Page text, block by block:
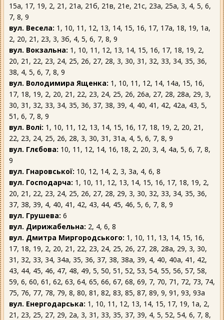
15а, 17, 19, 2, 21, 21а, 21б, 21в, 21е, 21с, 23а, 25а, 3, 4, 5, 6,
7, 8, 9
вул. Весела: 1, 10, 11, 12, 13, 14, 15, 16, 17, 17а, 18, 19, 1а,
2, 20, 21, 23, 3, 3б, 4, 5, 6, 7, 8, 9
вул. Вокзальна: 1, 10, 11, 12, 13, 14, 15, 16, 17, 18, 19, 2,
20, 21, 22, 23, 24, 25, 26, 27, 28, 3, 30, 31, 32, 33, 34, 35, 36,
38, 4, 5, 6, 7, 8, 9
вул. Володимира Ященка: 1, 10, 11, 12, 14, 14а, 15, 16,
17, 18, 19, 2, 20, 21, 22, 23, 24, 25, 26, 26а, 27, 28, 28а, 29, 3,
30, 31, 32, 33, 34, 35, 36, 37, 38, 39, 4, 40, 41, 42, 42а, 43, 5,
51, 6, 7, 8, 9
вул. Волі: 1, 10, 11, 12, 13, 14, 15, 16, 17, 18, 19, 2, 20, 21,
22, 23, 24, 25, 26, 28, 3, 30, 31, 31а, 4, 5, 6, 7, 8, 9
вул. Глєбова: 10, 11, 12, 14, 16, 18, 2, 20, 3, 4, 4а, 5, 6, 7, 8,
9
вул. Гнаровської: 10, 12, 14, 2, 3, 3а, 4, 6, 8
вул. Господарча: 1, 10, 11, 12, 13, 14, 15, 16, 17, 18, 19, 2,
20, 21, 22, 23, 24, 25, 26, 27, 28, 29, 3, 30, 32, 33, 34, 35, 36,
37, 38, 39, 4, 40, 41, 42, 43, 44, 45, 46, 5, 6, 7, 8, 9
вул. Грушева: 6
вул. Дирижабельна: 2, 4, 6, 8
вул. Дмитра Миргородського: 1, 10, 11, 13, 14, 15, 16,
17, 18, 19, 2, 20, 21, 22, 23, 24, 25, 26, 27, 28, 28а, 29, 3, 30,
31, 32, 33, 34, 34а, 35, 36, 37, 38, 38а, 39, 4, 40, 40а, 41, 42,
43, 44, 45, 46, 47, 48, 49, 5, 50, 51, 52, 53, 54, 55, 56, 57, 58,
59, 6, 60, 61, 62, 63, 64, 65, 66, 67, 68, 69, 7, 70, 71, 72, 73, 74,
75, 76, 77, 78, 79, 8, 80, 81, 82, 83, 85, 87, 89, 9, 91, 93, 93а
вул. Енергодарська: 1, 10, 11, 12, 13, 14, 15, 17, 19, 1а, 2,
21, 23, 25, 27, 29, 2а, 3, 31, 33, 35, 37, 39, 4, 5, 52, 54, 6, 7, 8,